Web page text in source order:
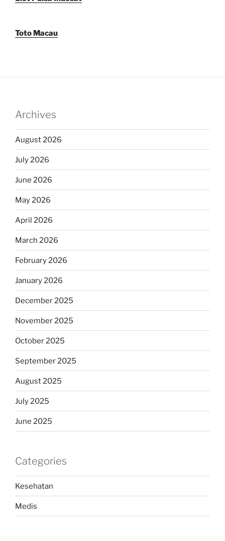
Toto Macau
Archives
August 2026
July 2026
June 2026
May 2026
April 2026
March 2026
February 2026
January 2026
December 2025
November 2025
October 2025
September 2025
August 2025
July 2025
June 2025
Categories
Kesehatan
Medis